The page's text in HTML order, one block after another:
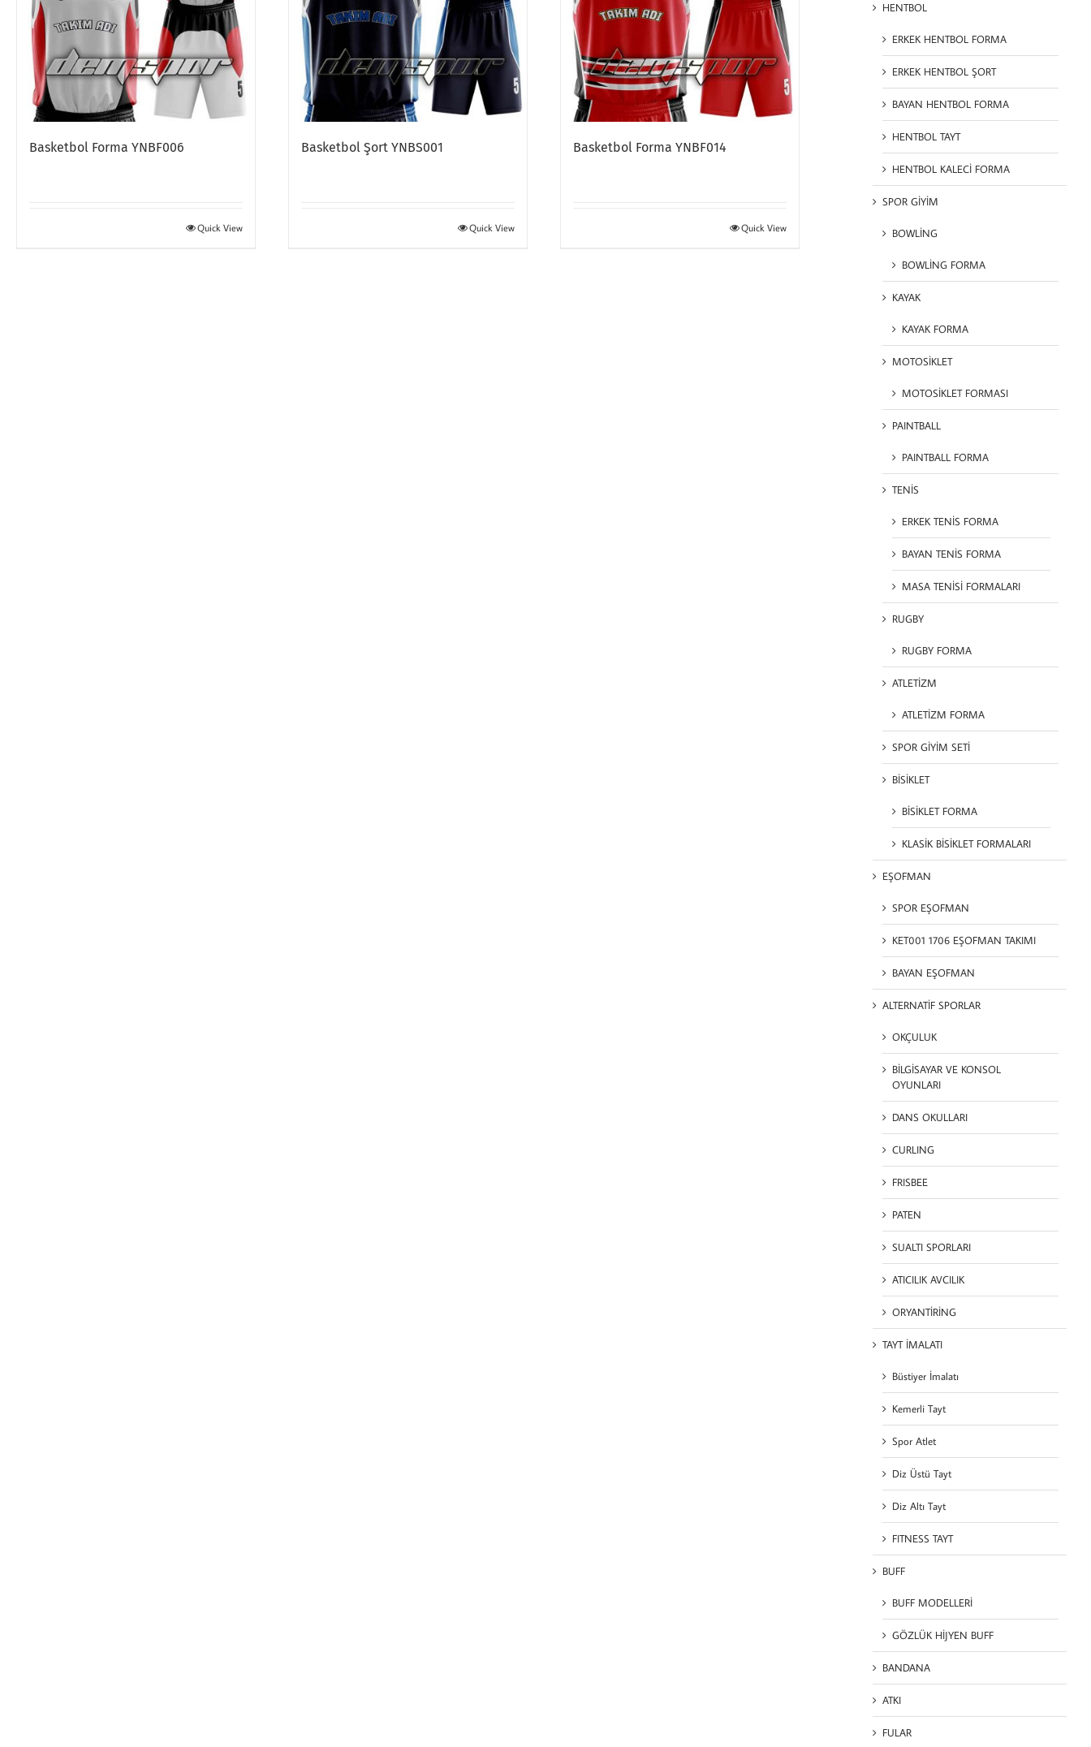
Basketbol Forma YNBF006
Quick View
Basketbol Şort YNBS001
Quick View
Basketbol Forma YNBF014
Quick View
HENTBOL
ERKEK HENTBOL FORMA
ERKEK HENTBOL ŞORT
BAYAN HENTBOL FORMA
HENTBOL TAYT
HENTBOL KALECİ FORMA
SPOR GİYİM
BOWLİNG
BOWLİNG FORMA
KAYAK
KAYAK FORMA
MOTOSİKLET
MOTOSİKLET FORMASI
PAINTBALL
PAINTBALL FORMA
TENİS
ERKEK TENİS FORMA
BAYAN TENİS FORMA
MASA TENİSİ FORMALARI
RUGBY
RUGBY FORMA
ATLETİZM
ATLETİZM FORMA
SPOR GİYİM SETİ
BİSİKLET
BİSİKLET FORMA
KLASİK BİSİKLET FORMALARI
EŞOFMAN
SPOR EŞOFMAN
KET001 1706 EŞOFMAN TAKIMI
BAYAN EŞOFMAN
ALTERNATİF SPORLAR
OKÇULUK
BİLGİSAYAR VE KONSOL
OYUNLARI
DANS OKULLARI
CURLING
FRISBEE
PATEN
SUALTI SPORLARI
ATICILIK AVCILIK
ORYANTİRİNG
TAYT İMALATI
Büstiyer İmalatı
Kemerli Tayt
Spor Atlet
Diz Üstü Tayt
Diz Altı Tayt
FITNESS TAYT
BUFF
BUFF MODELLERİ
GÖZLÜK HİJYEN BUFF
BANDANA
ATKI
FULAR